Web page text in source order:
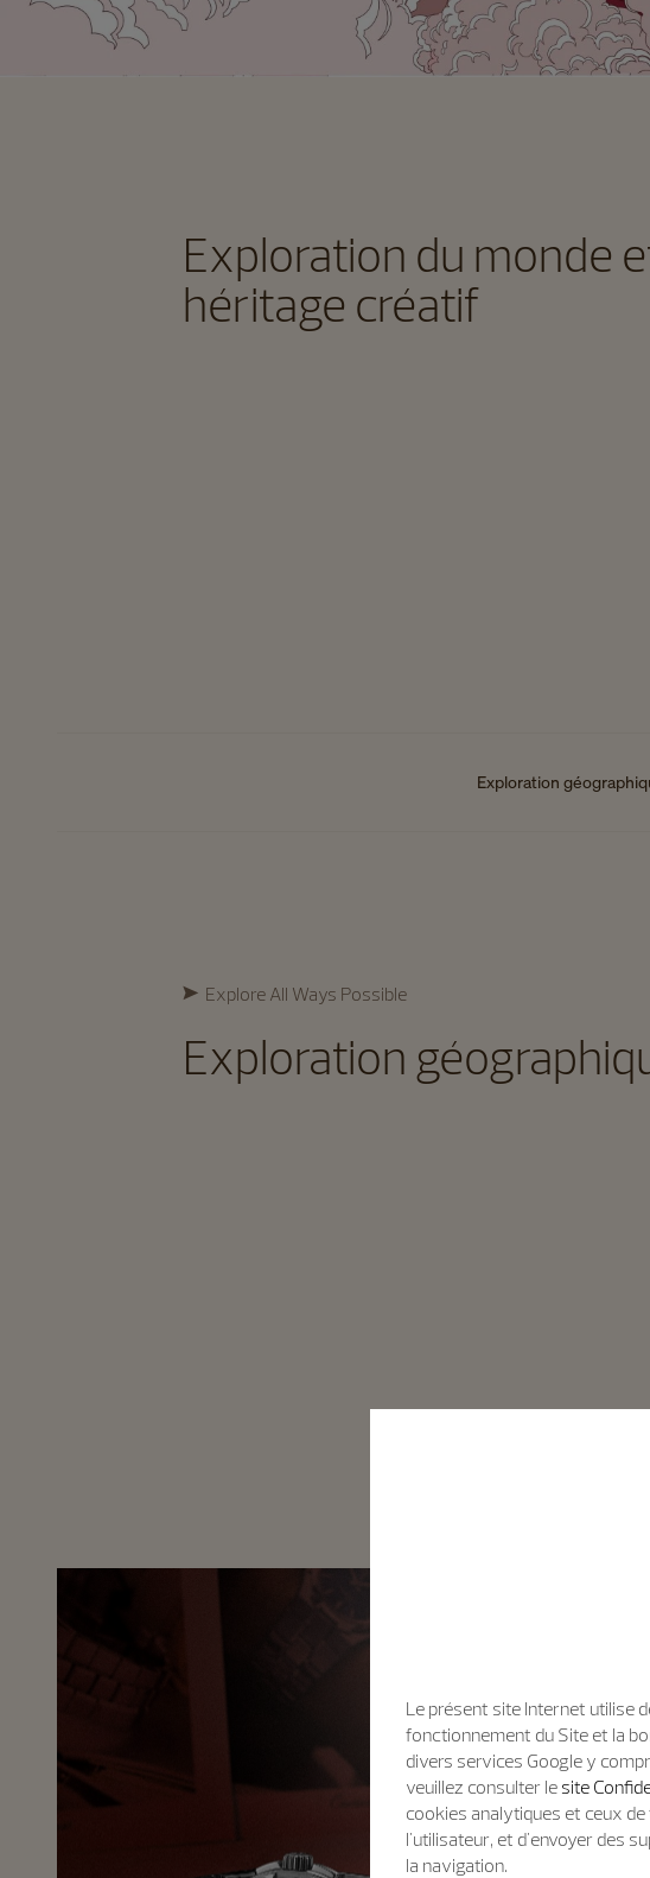
Exploration du monde
héritage créatif
Exploration
Explore All Ways Possible​
Exploration
Le présent site Internet utilise
fonctionnement du Site et la
divers services Google y
veuillez consulter le site
cookies analytiques et ceux
l'utilisateur, et d'envoyer des
la navigation.